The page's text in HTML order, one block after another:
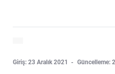
Giriş: 23 Aralık 2021 Güncelleme: